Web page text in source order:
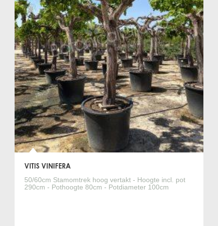
VITIS VINIFERA
50/60cm Stamomtrek hoog vertakt - Hoogte incl. pot
290cm - Pothoogte 80cm - Potdiameter 100cm